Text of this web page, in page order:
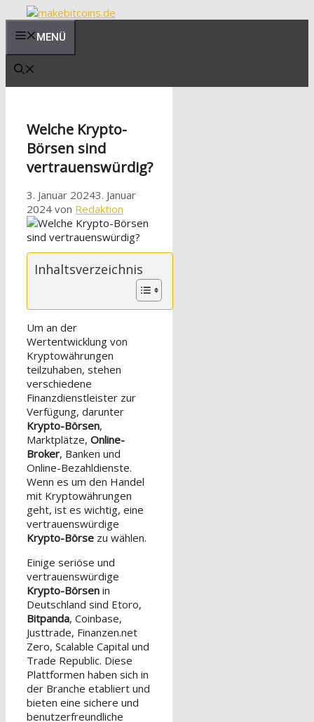
springenMENÜ
Welche Krypto-
Börsen sind
vertrauenswürdig?
3. Januar 20243. Januar
2024 von Redaktion
Inhaltsverzeichnis
Um an der
Wertentwicklung von
Kryptowährungen
teilzuhaben, stehen
verschiedene
Finanzdienstleister zur
Verfügung, darunter
Krypto-Börsen,
Marktplätze, Online-
Broker, Banken und
Online-Bezahldienste.
Wenn es um den Handel
mit Kryptowährungen
geht, ist es wichtig, eine
vertrauenswürdige
Krypto-Börse zu wählen.
Einige seriöse und
vertrauenswürdige
Krypto-Börsen in
Deutschland sind Etoro,
Bitpanda, Coinbase,
Justtrade, Finanzen.net
Zero, Scalable Capital und
Trade Republic. Diese
Plattformen haben sich in
der Branche etabliert und
bieten eine sichere und
benutzerfreundliche